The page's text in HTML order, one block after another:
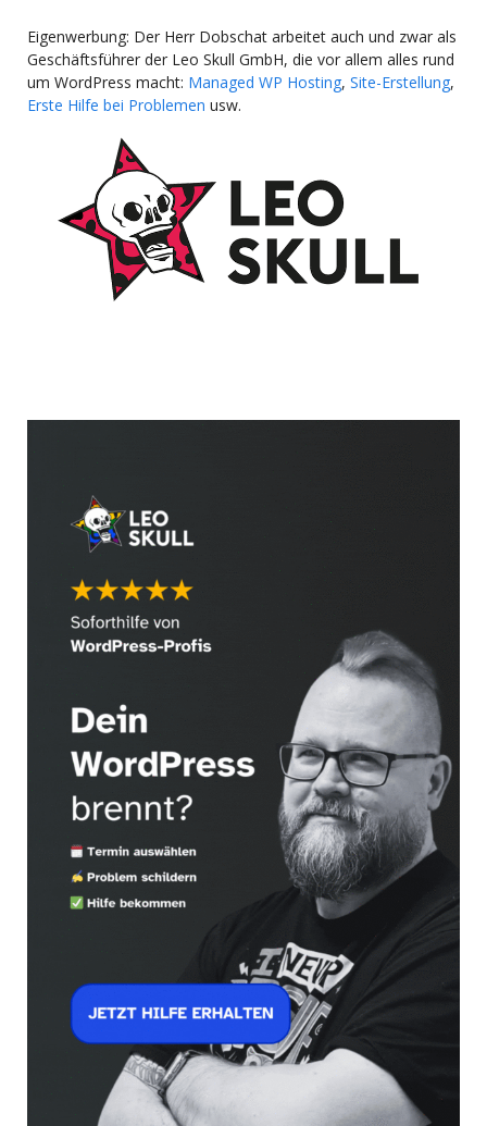
Eigenwerbung: Der Herr Dobschat arbeitet auch und zwar als
Geschäftsführer der Leo Skull GmbH, die vor allem alles rund
um WordPress macht: Managed WP Hosting, Site-Erstellung,
Erste Hilfe bei Problemen usw.